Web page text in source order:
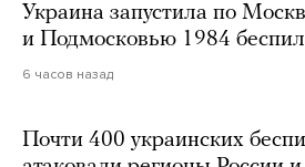
Украина запустила по
и Подмосковью 1984
6 часов назад
Почти 400 украинских